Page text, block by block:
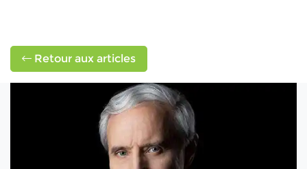
Retour aux articles